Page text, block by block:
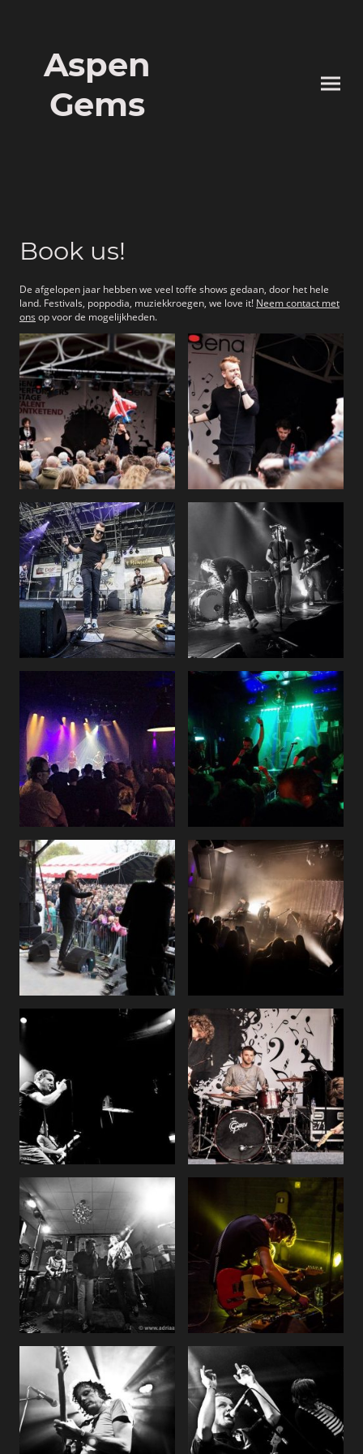
Aspen
Gems
Book us!
De afgelopen jaar hebben we veel toffe shows gedaan, door het hele
land. Festivals, poppodia, muziekkroegen, we love it! Neem contact met
ons op voor de mogelijkheden.